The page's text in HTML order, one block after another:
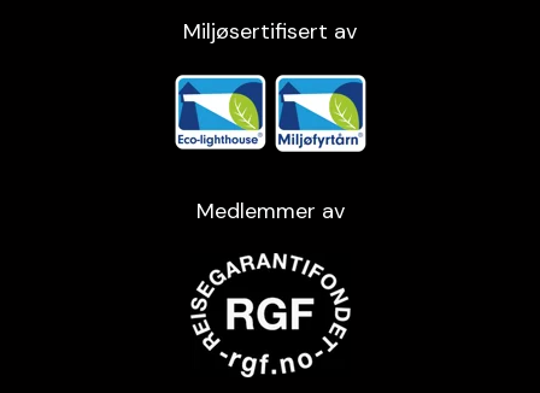
Miljøsertifisert av
Medlemmer av